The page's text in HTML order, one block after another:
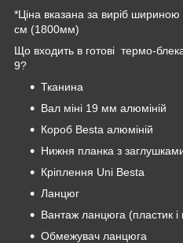
*Ціна вказана за виріб
см (1800мм)
Що входить в готові термо-
9?
Тканина
Вал міні 19 мм алюміній
Короб Besta алюміній
Нижня планка з
Кріплення Uni Besta
Ланцюг
Вантаж ланцюга (пластик і
Обмежувач ланцюга